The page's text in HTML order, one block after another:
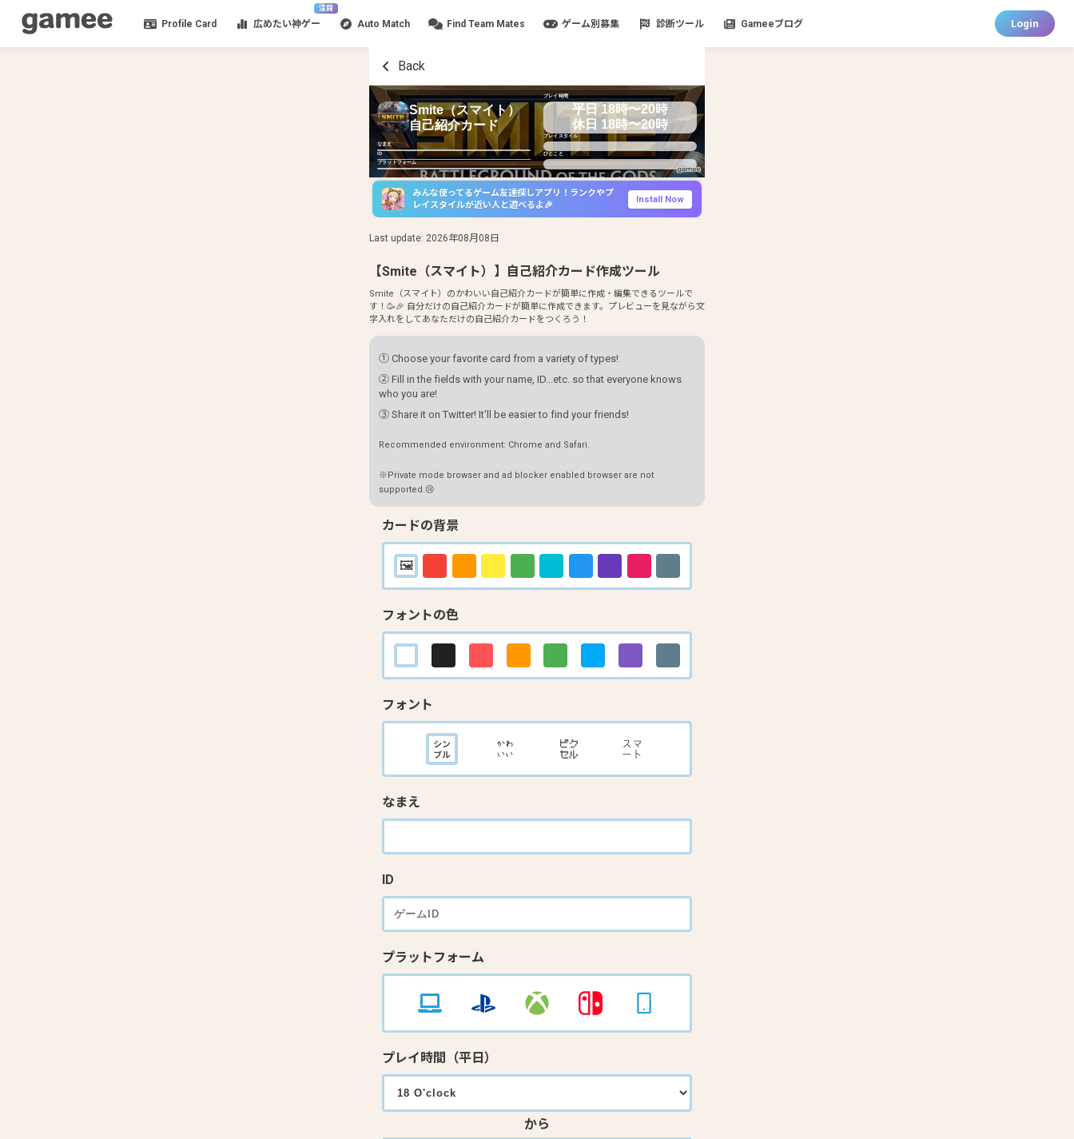
Profile Card
注目
広めたい神ゲー Auto Match Find Team Mates ゲーム別募集 診断ツール Gameeブログ Login
Back
Smite（スマイト）
自己紹介カード
なまえ
ID
プラットフォーム
プレイ時間
平日 18時〜20時
休日 18時〜20時
プレイスタイル
ひとこと
みんな使ってるゲーム友達探しアプリ！ランクやプ
レイスタイルが近い人と遊べるよ🎉
Install Now
Last update: 2026年08月08日
【Smite（スマイト）】自己紹介カード作成ツール
Smite（スマイト）のかわいい自己紹介カードが簡単に作成・編集できるツールで
す！🥳🎉 自分だけの自己紹介カードが簡単に作成できます。プレビューを見ながら文
字入れをしてあなただけの自己紹介カードをつくろう！
① Choose your favorite card from a variety of types!
② Fill in the fields with your name, ID...etc. so that everyone knows
who you are!
③ Share it on Twitter! It'll be easier to find your friends!
Recommended environment: Chrome and Safari.
※Private mode browser and ad blocker enabled browser are not
supported.😢
カードの背景
フォントの色
フォント
なまえ
ID
プラットフォーム
プレイ時間（平日）
から